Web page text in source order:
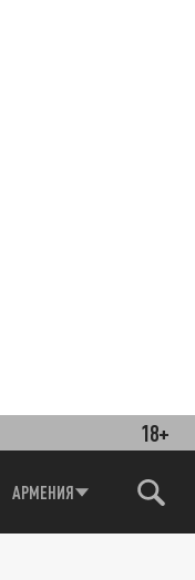
18+
АРМЕНИЯ